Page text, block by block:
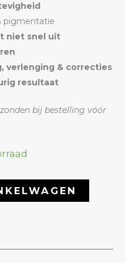
pigmentatie
niet snel uit
verlenging & correcties
resultaat
bij bestelling vóór